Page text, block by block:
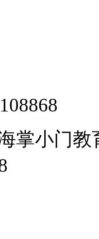
掌小门教